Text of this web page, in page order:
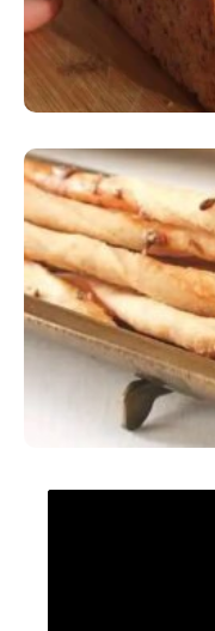
Comer Bem: